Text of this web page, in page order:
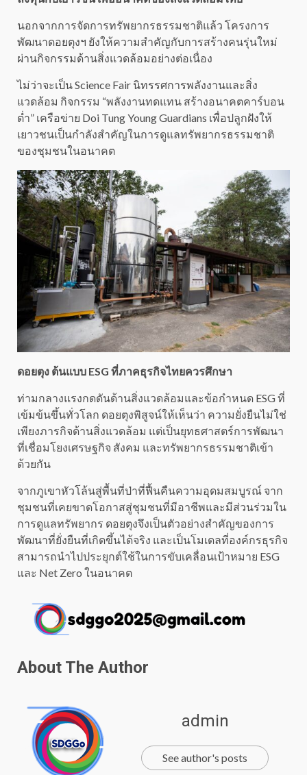
นอกจากการจัดการทรัพยากรธรรมชาติแล้ว โครงการ
พัฒนาดอยตุงฯ ยังให้ความสำคัญกับการสร้างคนรุ่นใหม่
ผ่านกิจกรรมด้านสิ่งแวดล้อมอย่างต่อเนื่อง
ไม่ว่าจะเป็น Science Fair นิทรรศการพลังงานและสิ่ง
แวดล้อม กิจกรรม “พลังงานทดแทน สร้างอนาคตคาร์บอน
ต่ำ” เครือข่าย Doi Tung Young Guardians เพื่อปลูกฝังให้
เยาวชนเป็นกำลังสำคัญในการดูแลทรัพยากรธรรมชาติ
ของชุมชนในอนาคต
ดอยตุง ต้นแบบ ESG ที่ภาคธุรกิจไทยควรศึกษา
ท่ามกลางแรงกดดันด้านสิ่งแวดล้อมและข้อกำหนด ESG ที่
เข้มข้นขึ้นทั่วโลก ดอยตุงพิสูจน์ให้เห็นว่า ความยั่งยืนไม่ใช่
เพียงภารกิจด้านสิ่งแวดล้อม แต่เป็นยุทธศาสตร์การพัฒนา
ที่เชื่อมโยงเศรษฐกิจ สังคม และทรัพยากรธรรมชาติเข้า
ด้วยกัน
จากภูเขาหัวโล้นสู่พื้นที่ป่าที่ฟื้นคืนความอุดมสมบูรณ์ จาก
ชุมชนที่เคยขาดโอกาสสู่ชุมชนที่มีอาชีพและมีส่วนร่วมใน
การดูแลทรัพยากร ดอยตุงจึงเป็นตัวอย่างสำคัญของการ
พัฒนาที่ยั่งยืนที่เกิดขึ้นได้จริง และเป็นโมเดลที่องค์กรธุรกิจ
สามารถนำไปประยุกต์ใช้ในการขับเคลื่อนเป้าหมาย ESG
และ Net Zero ในอนาคต
About The Author
admin
See author's posts